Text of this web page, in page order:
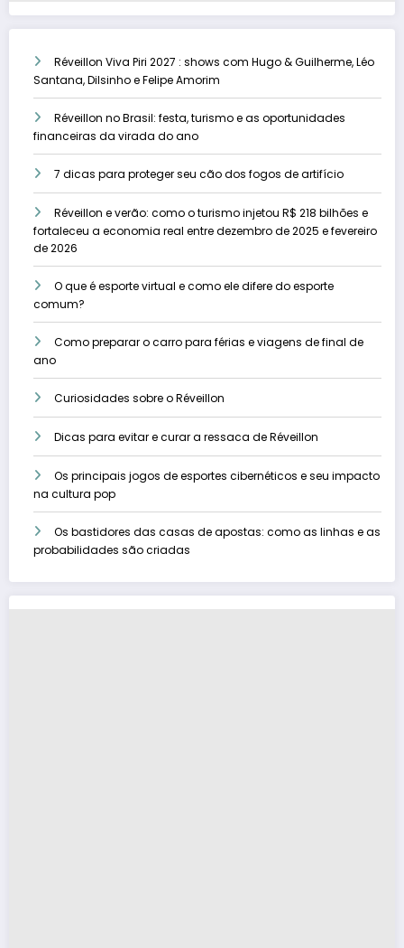
Réveillon Viva Piri 2027 : shows com Hugo & Guilherme, Léo
Santana, Dilsinho e Felipe Amorim
Réveillon no Brasil: festa, turismo e as oportunidades
financeiras da virada do ano
7 dicas para proteger seu cão dos fogos de artifício
Réveillon e verão: como o turismo injetou R$ 218 bilhões e
fortaleceu a economia real entre dezembro de 2025 e fevereiro
de 2026
O que é esporte virtual e como ele difere do esporte
comum?
Como preparar o carro para férias e viagens de final de
ano
Curiosidades sobre o Réveillon
Dicas para evitar e curar a ressaca de Réveillon
Os principais jogos de esportes cibernéticos e seu impacto
na cultura pop
Os bastidores das casas de apostas: como as linhas e as
probabilidades são criadas